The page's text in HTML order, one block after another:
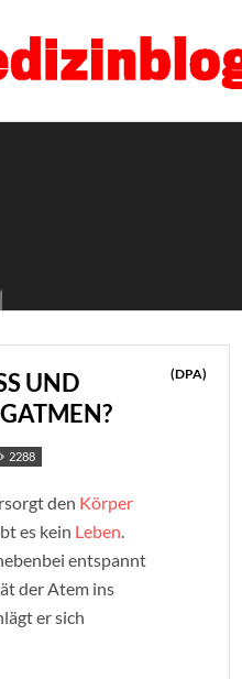
UND
(DPA)
2288
den Körper
es kein Leben.
entspannt
der Atem ins
er sich